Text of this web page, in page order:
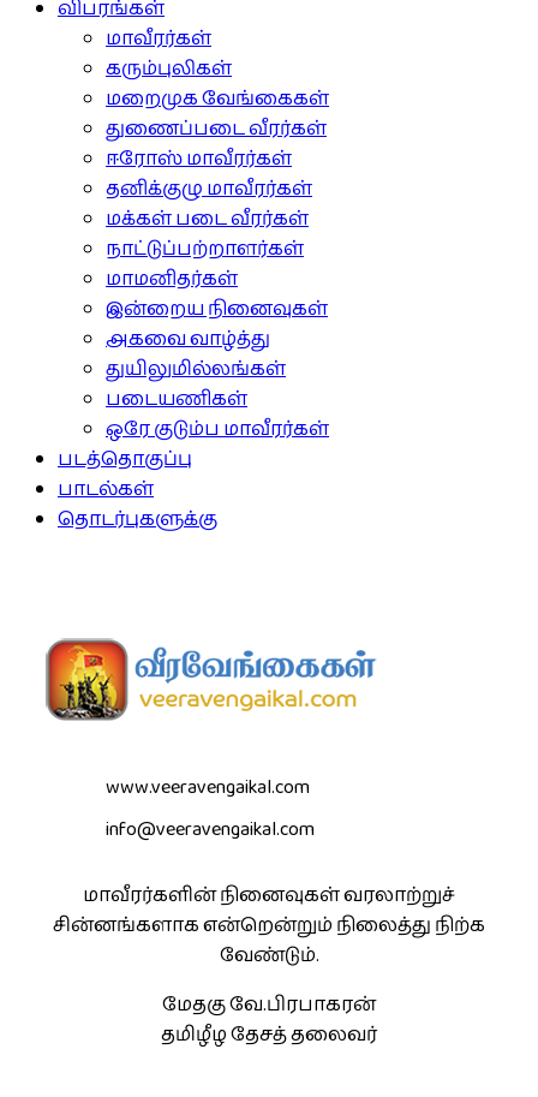
விபரங்கள்
மாவீரர்கள்
கரும்புலிகள்
மறைமுக வேங்கைகள்
துணைப்படை வீரர்கள்
ஈரோஸ் மாவீரர்கள்
தனிக்குழு மாவீரர்கள்
மக்கள் படை வீரர்கள்
நாட்டுப்பற்றாளர்கள்
மாமனிதர்கள்
இன்றைய நினைவுகள்
அகவை வாழ்த்து
துயிலுமில்லங்கள்
படையணிகள்
ஒரே குடும்ப மாவீரர்கள்
படத்தொகுப்பு
பாடல்கள்
தொடர்புகளுக்கு
www.veeravengaikal.com
info@veeravengaikal.com
மாவீரர்களின் நினைவுகள் வரலாற்றுச்
சின்னங்களாக என்றென்றும் நிலைத்து நிற்க
வேண்டும்.
மேதகு வே.பிரபாகரன்
தமிழீழ தேசத் தலைவர்